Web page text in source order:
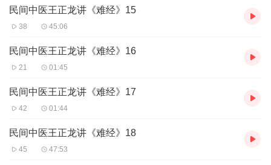
民间中医王正龙讲《难经》15
38 45:06
民间中医王正龙讲《难经》16
21 01:45
民间中医王正龙讲《难经》17
42 01:44
民间中医王正龙讲《难经》18
45 47:53